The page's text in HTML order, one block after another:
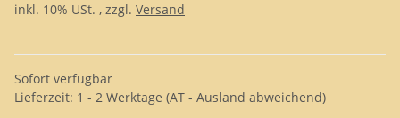
inkl. 10% USt. , zzgl. Versand
Sofort verfügbar
Lieferzeit: 1 - 2 Werktage (AT - Ausland abweichend)